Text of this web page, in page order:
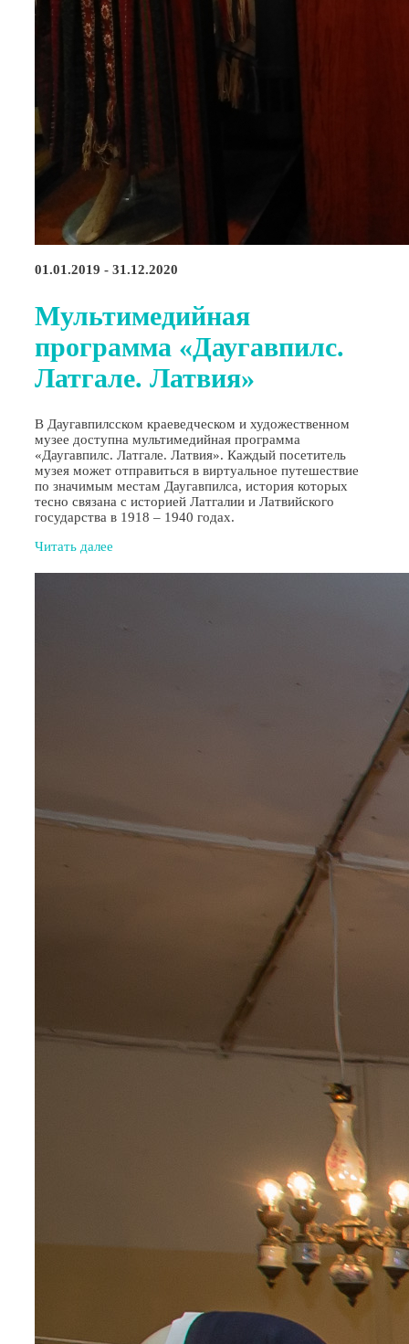
01.01.2019 - 31.12.2020
Мультимедийная
программа «Даугавпилс.
Латгале. Латвия»
В Даугавпилсском краеведческом и художественном
музее доступна мультимедийная программа
«Даугавпилс. Латгале. Латвия». Каждый посетитель
музея может отправиться в виртуальное путешествие
по значимым местам Даугавпилса, история которых
тесно связана с историей Латгалии и Латвийского
государства в 1918 – 1940 годах.
Читать далее